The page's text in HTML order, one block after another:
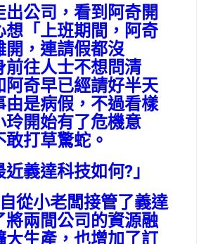
公司，看到阿奇開
想「上班期間，阿奇
開，連請假都沒
前往人士不想問清
阿奇早已經請好半天
由是病假，不過看樣
玲開始有了危機意
打草驚蛇。
近義達科技如何?」
自從小老闆接管了義達
將兩間公司的資源融